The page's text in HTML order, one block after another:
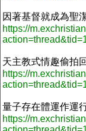
因著基督就成為聖
https://
天主教式情趣偷拍
https://
量子存在體運作運
https://